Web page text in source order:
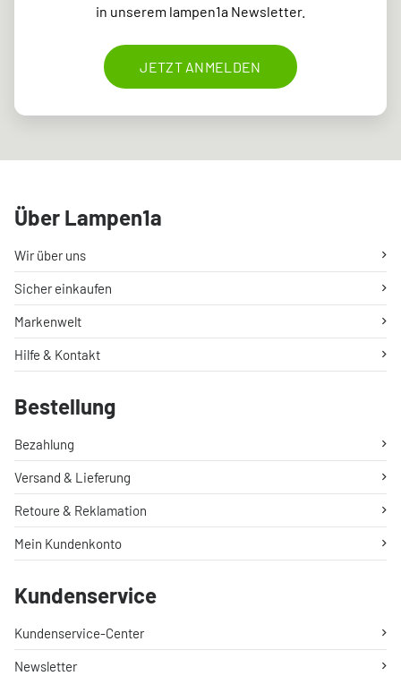
in unserem lampen1a Newsletter.
JETZT ANMELDEN
Über Lampen1a
Wir über uns
Sicher einkaufen
Markenwelt
Hilfe & Kontakt
Bestellung
Bezahlung
Versand & Lieferung
Retoure & Reklamation
Mein Kundenkonto
Kundenservice
Kundenservice-Center
Newsletter